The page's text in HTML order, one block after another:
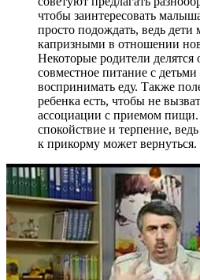
чтобы заинтересовать
просто подождать, ведь дети
капризными в отношении
Некоторые родители делятся
совместное питание с
воспринимать еду. Также
ребенка есть, чтобы не
ассоциации с приемом
спокойствие и терпение,
к прикорму может вернуться.